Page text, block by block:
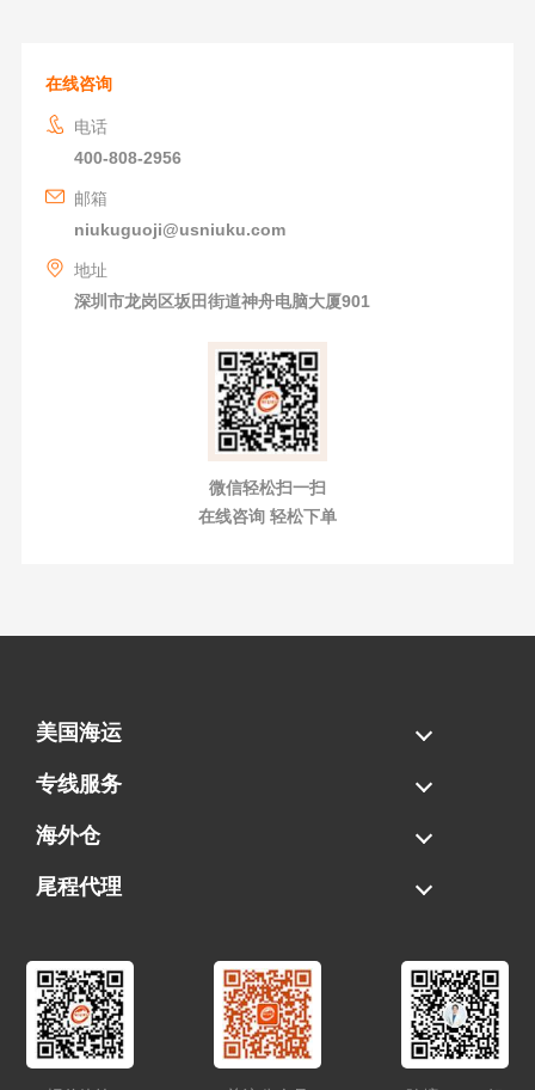
在线咨询
电话
400-808-2956
邮箱
niukuguoji@usniuku.com
地址
深圳市龙岗区坂田街道神舟电脑大厦901
微信轻松扫一扫
在线咨询 轻松下单
美国海运
海运拼柜
海运整柜
美国海卡
加拿大海运
专线服务
FBA专线直送
超大件专线
AWD专线
电池专线
海外仓
一件代发
FBA中转
贴标换标
拆柜/存储
尾程代理